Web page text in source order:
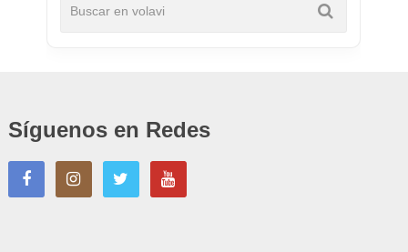
Síguenos en Redes